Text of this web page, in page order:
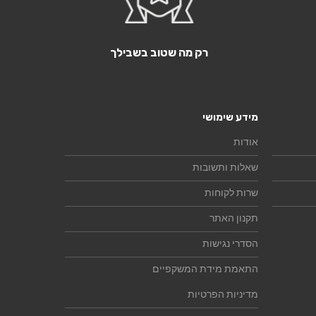
רק מה שטוב בשבילך
מידע שימושי
אודות
שאלות ותשובות
שרות לקוחות
תקנון האתר
הסדרי נגישות
התאמת מידת המשקפיים
מדיניות הפרטיות